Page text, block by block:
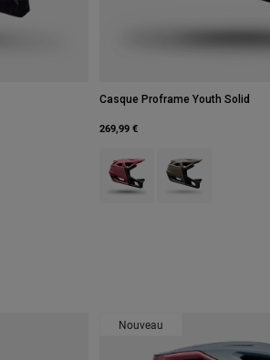
Prune.
Casque Proframe Youth Solid
269,99 €
Product swatch type of Berry.
Product swatch
Nouveau